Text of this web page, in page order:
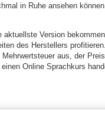
in Ruhe ansehen
aktuellste Version
des Herstellers
aus, der
Online Sprachkurs